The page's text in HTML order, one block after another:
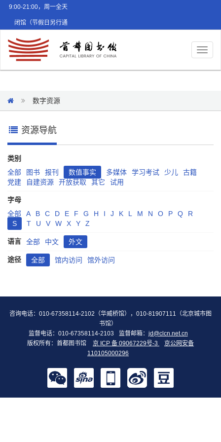
9:00-21:00，周一全天
闭馆（节假日另行通
数字资源
资源导航
类别
全部
图书 报刊 数值事实 多媒体 学习考试 少儿
古籍
党建
自建资源 开放获取 其它 试用
字母
全部
A B C D E F G H I J K L M N O P Q
R
S
T U V W X Y Z
语言 全部 中文 外文
途径 全部 馆内访问 馆外访问
咨询电话：010-67358114-2102（华威桥馆），010-81907111（北京城市图
书馆）
监督电话：010-67358114-2103
监督邮箱： jd@clcn.net.cn
版权所有：首都图书馆
京 ICP 备 09067229号-3
京公网安备
110105000296